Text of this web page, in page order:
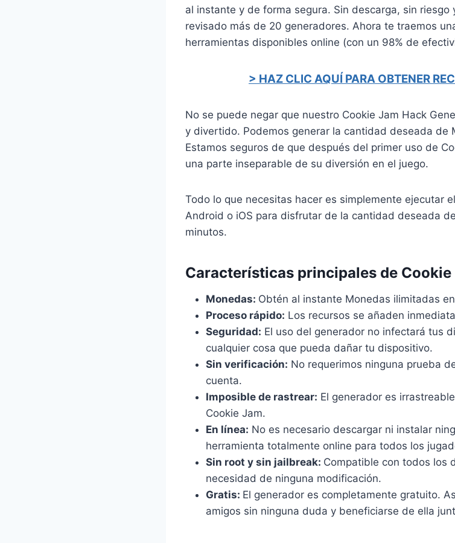
al instante y de forma segura. Sin descarga, sin
revisado más de 20 generadores. Ahora te traemos
herramientas disponibles online (con un 98% de
> HAZ CLIC AQUÍ PARA OBTENER
No se puede negar que nuestro Cookie Jam Hack
y divertido. Podemos generar la cantidad deseada de
Estamos seguros de que después del primer uso de
una parte inseparable de su diversión en el juego.
Todo lo que necesitas hacer es simplemente ejecutar
Android o iOS para disfrutar de la cantidad deseada
minutos.
Características principales de
Monedas: Obtén al instante Monedas ilimitadas
Proceso rápido: Los recursos se añaden
Seguridad: El uso del generador no infectará tus
cualquier cosa que pueda dañar tu dispositivo.
Sin verificación: No requerimos ninguna prueba
cuenta.
Imposible de rastrear: El generador es
Cookie Jam.
En línea: No es necesario descargar ni instalar
herramienta totalmente online para todos los
Sin root y sin jailbreak: Compatible con todos los
necesidad de ninguna modificación.
Gratis: El generador es completamente gratuito.
amigos sin ninguna duda y beneficiarse de ella